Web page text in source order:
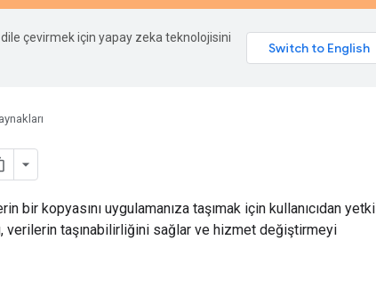
çevirmek için yapay zeka teknolojisini
kopyasını uygulamanıza taşımak için kullanıcıdan yetki
verilerin taşınabilirliğini sağlar ve hizmet değiştirmeyi